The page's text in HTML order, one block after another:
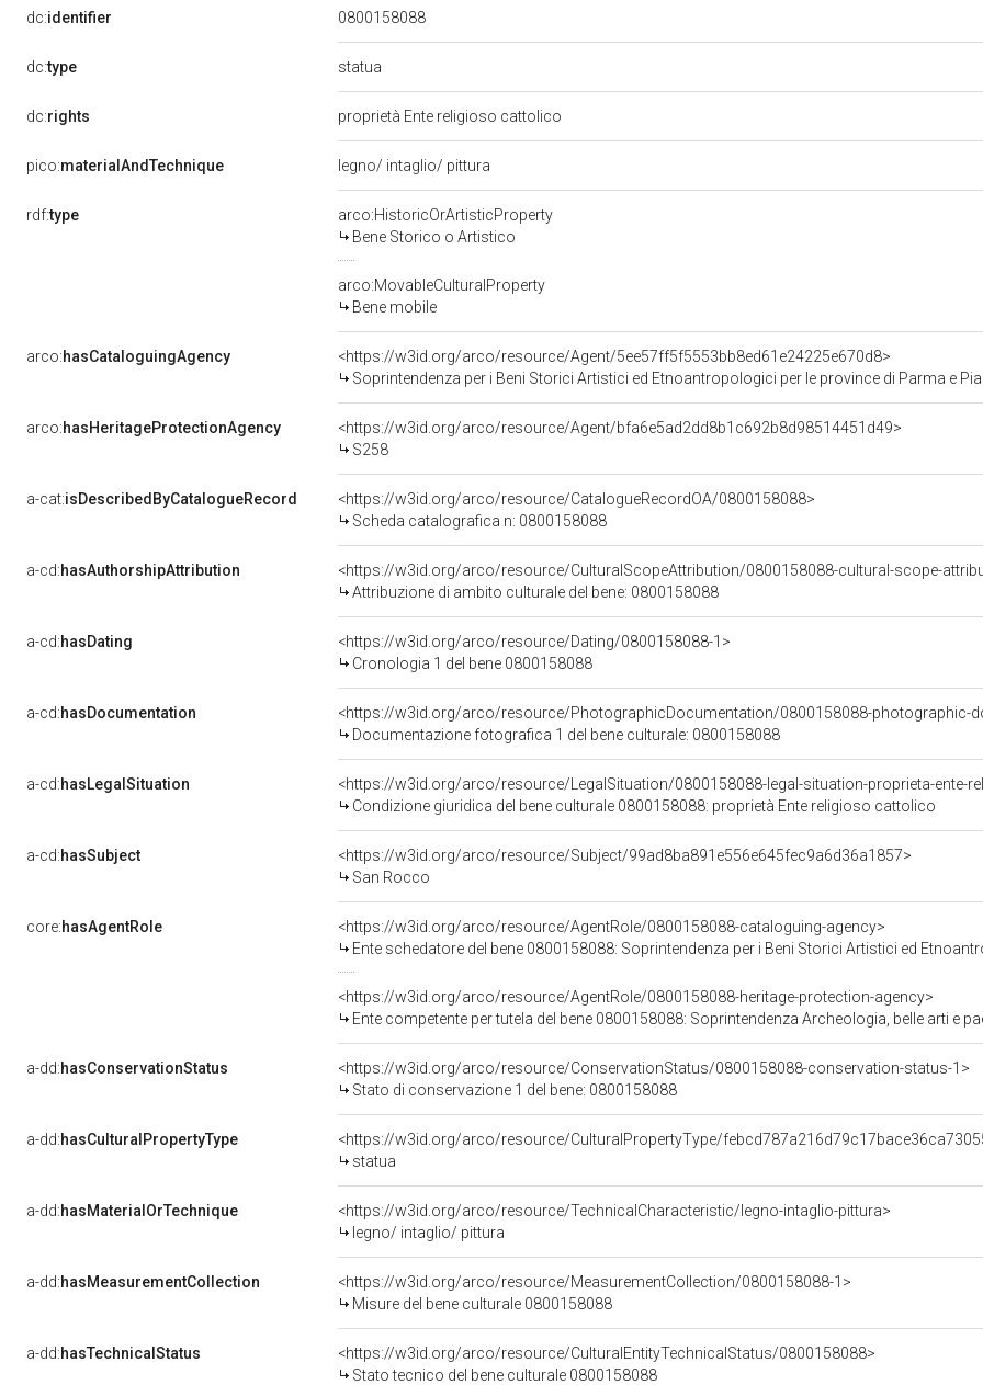
dc:identifier 0800158088
dc:type statua
dc:rights proprietà Ente religioso cattolico
pico:materialAndTechnique legno/ intaglio/ pittura
rdf:type
arco:HistoricOrArtisticProperty
Bene Storico o Artistico
arco:MovableCulturalProperty
Bene mobile
arco:hasCataloguingAgency
<https://w3id.org/arco/resource/Agent/5ee57ff5f5553bb8ed61e24225e670d8>
Soprintendenza per i Beni Storici Artistici ed Etnoantropologici per le province di Parma e
arco:hasHeritageProtectionAgency
<https://w3id.org/arco/resource/Agent/bfa6e5ad2dd8b1c692b8d98514451d49>
S258
a-cat:isDescribedByCatalogueRecord
<https://w3id.org/arco/resource/CatalogueRecordOA/0800158088>
Scheda catalografica n: 0800158088
a-cd:hasAuthorshipAttribution
<https://w3id.org/arco/resource/CulturalScopeAttribution/0800158088-cultural-scope-
Attribuzione di ambito culturale del bene: 0800158088
a-cd:hasDating
<https://w3id.org/arco/resource/Dating/0800158088-1>
Cronologia 1 del bene 0800158088
a-cd:hasDocumentation
<https://w3id.org/arco/resource/PhotographicDocumentation/0800158088-photographic-
Documentazione fotografica 1 del bene culturale: 0800158088
a-cd:hasLegalSituation
<https://w3id.org/arco/resource/LegalSituation/0800158088-legal-situation-proprieta-ente-
Condizione giuridica del bene culturale 0800158088: proprietà Ente religioso cattolico
a-cd:hasSubject
<https://w3id.org/arco/resource/Subject/99ad8ba891e556e645fec9a6d36a1857>
San Rocco
core:hasAgentRole
<https://w3id.org/arco/resource/AgentRole/0800158088-cataloguing-agency>
Ente schedatore del bene 0800158088: Soprintendenza per i Beni Storici Artistici ed
<https://w3id.org/arco/resource/AgentRole/0800158088-heritage-protection-agency>
Ente competente per tutela del bene 0800158088: Soprintendenza Archeologia, belle arti e
a-dd:hasConservationStatus
<https://w3id.org/arco/resource/ConservationStatus/0800158088-conservation-status-1>
Stato di conservazione 1 del bene: 0800158088
a-dd:hasCulturalPropertyType
<https://w3id.org/arco/resource/CulturalPropertyType/
statua
a-dd:hasMaterialOrTechnique
<https://w3id.org/arco/resource/TechnicalCharacteristic/legno-intaglio-pittura>
legno/ intaglio/ pittura
a-dd:hasMeasurementCollection
<https://w3id.org/arco/resource/MeasurementCollection/0800158088-1>
Misure del bene culturale 0800158088
a-dd:hasTechnicalStatus
<https://w3id.org/arco/resource/CulturalEntityTechnicalStatus/0800158088>
Stato tecnico del bene culturale 0800158088